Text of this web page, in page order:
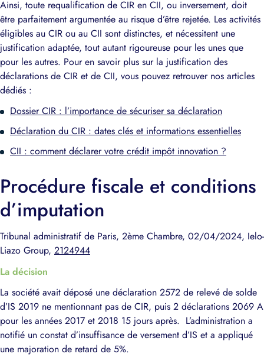
Ainsi, toute requalification de CIR en CII, ou inversement, doit
être parfaitement argumentée au risque d’être rejetée. Les activités
éligibles au CIR ou au CII sont distinctes, et nécessitent une
justification adaptée, tout autant rigoureuse pour les unes que
pour les autres. Pour en savoir plus sur la justification des
déclarations de CIR et de CII, vous pouvez retrouver nos articles
dédiés :
Dossier CIR : l’importance de sécuriser sa déclaration
Déclaration du CIR : dates clés et informations essentielles
CII : comment déclarer votre crédit impôt innovation ?
Procédure fiscale et conditions
d’imputation
Tribunal administratif de Paris, 2ème Chambre, 02/04/2024, Ielo-
Liazo Group, 2124944
La décision
La société avait déposé une déclaration 2572 de relevé de solde
d’IS 2019 ne mentionnant pas de CIR, puis 2 déclarations 2069 A
pour les années 2017 et 2018 15 jours après. L’administration a
notifié un constat d’insuffisance de versement d’IS et a appliqué
une majoration de retard de 5%.